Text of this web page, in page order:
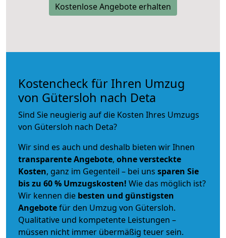
Kostenlose Angebote erhalten
Kostencheck für Ihren Umzug
von Gütersloh nach Deta
Sind Sie neugierig auf die Kosten Ihres Umzugs
von Gütersloh nach Deta?
Wir sind es auch und deshalb bieten wir Ihnen
transparente Angebote, ohne versteckte
Kosten, ganz im Gegenteil – bei uns sparen Sie
bis zu 60 % Umzugskosten! Wie das möglich ist?
Wir kennen die besten und günstigsten
Angebotefür den Umzug von Gütersloh.
Qualitative und kompetente Leistungen –
müssen nicht immer übermäßig teuer sein.